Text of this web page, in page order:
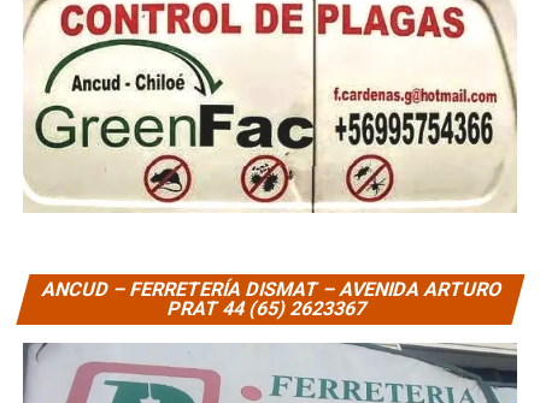
ANCUD – FERRETERÍA DISMAT – AVENIDA ARTURO
PRAT 44 (65) 2623367